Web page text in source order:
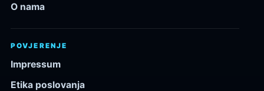
O nama
POVJERENJE
Impressum
Etika poslovanja